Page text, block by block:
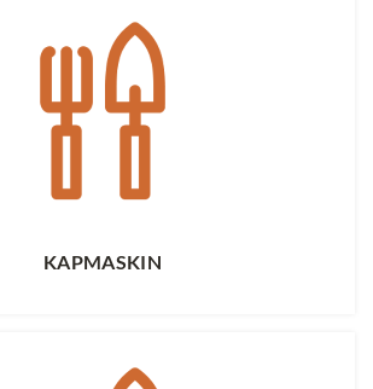
KAPMASKIN